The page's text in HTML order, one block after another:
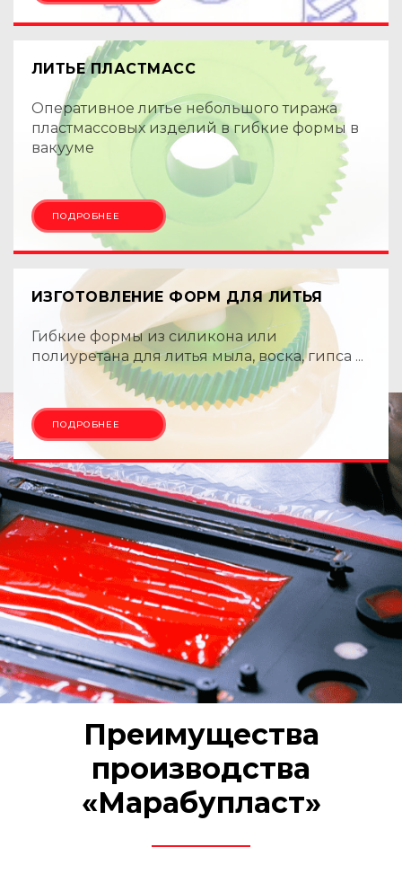
ЛИТЬЕ ПЛАСТМАСС
Оперативное литье небольшого тиража
пластмассовых изделий в гибкие формы в
вакууме
ПОДРОБНЕЕ
ИЗГОТОВЛЕНИЕ ФОРМ ДЛЯ ЛИТЬЯ
Гибкие формы из силикона или
полиуретана для литья мыла, воска, гипса ...
ПОДРОБНЕЕ
Преимущества
производства
«Марабупласт»